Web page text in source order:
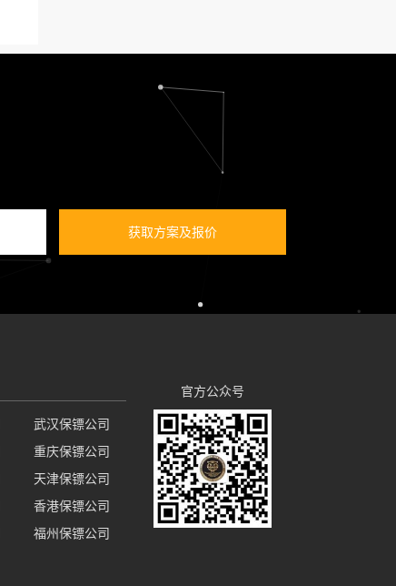
获取方案及报价
武汉保镖公司
重庆保镖公司
天津保镖公司
香港保镖公司
福州保镖公司
官方公众号